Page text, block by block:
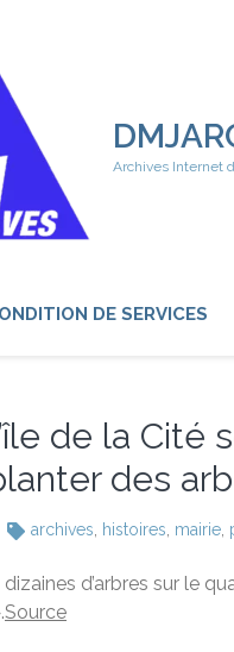
Archives Internet
DE SERVICES
de la Cité
des
archives histoires mairie
d’arbres sur le
Source